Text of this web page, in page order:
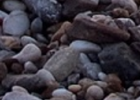
Вес нетто 28.6 кг
Напряжение 220-240 B
Частота 50-60 Гц
Нашли ошибку? — Сообщите нам
Информация о товаре и его технических
предварительного уведомления с сохранением
общедоступных источниках. Если значения тех
информация о наличии, сроках поставки на нашем